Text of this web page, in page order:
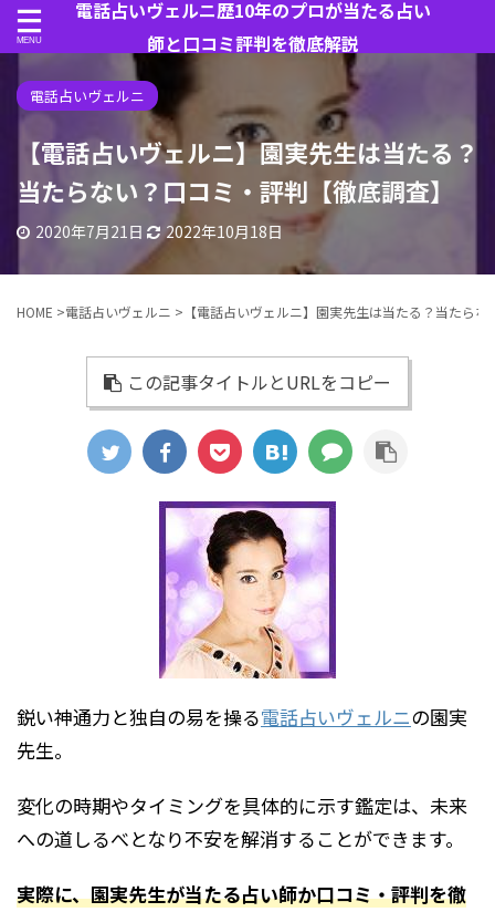
電話占いヴェルニ歴10年のプロが当たる占い
師と口コミ評判を徹底解説
電話占いヴェルニ
【電話占いヴェルニ】園実先生は当たる？
当たらない？口コミ・評判【徹底調査】
2020年7月21日 2022年10月18日
HOME >電話占いヴェルニ > 【電話占いヴェルニ】園実先生は当たる？当たら
この記事タイトルとURLをコピー
鋭い神通力と独自の易を操る電話占いヴェルニの園実
先生。
変化の時期やタイミングを具体的に示す鑑定は、未来
への道しるべとなり不安を解消することができます。
実際に、園実先生が当たる占い師か口コミ・評判を徹